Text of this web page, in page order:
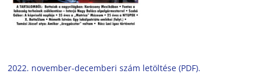
2022. november-decemberi szám letöltése (PDF).